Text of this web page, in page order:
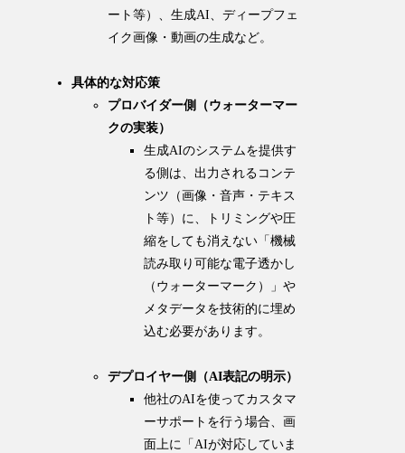
ート等）、生成AI、ディープフェ
イク画像・動画の生成など。
具体的な対応策
プロバイダー側（ウォーターマー
クの実装）
生成AIのシステムを提供す
る側は、出力されるコンテ
ンツ（画像・音声・テキス
ト等）に、トリミングや圧
縮をしても消えない「機械
読み取り可能な電子透かし
（ウォーターマーク）」や
メタデータを技術的に埋め
込む必要があります。
デプロイヤー側（AI表記の明示）
他社のAIを使ってカスタマ
ーサポートを行う場合、画
面上に「AIが対応していま